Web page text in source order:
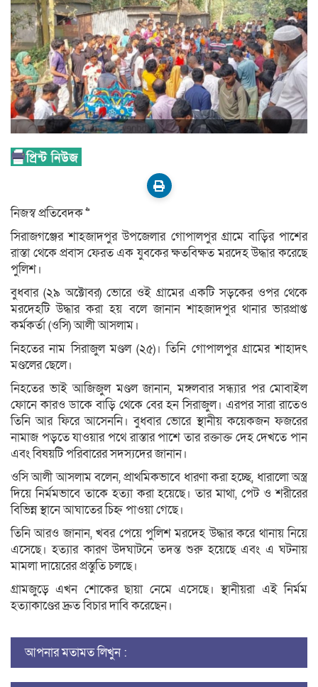
নিজস্ব প্রতিবেদক >>
সিরাজগঞ্জের শাহজাদপুর উপজেলার গোপালপুর গ্রামে বাড়ির পাশের
রাস্তা থেকে প্রবাস ফেরত এক যুবকের ক্ষতবিক্ষত মরদেহ উদ্ধার করেছে
পুলিশ।
বুধবার (২৯ অক্টোবর) ভোরে ওই গ্রামের একটি সড়কের ওপর থেকে
মরদেহটি উদ্ধার করা হয় বলে জানান শাহজাদপুর থানার ভারপ্রাপ্ত
কর্মকর্তা (ওসি) আলী আসলাম।
নিহতের নাম সিরাজুল মণ্ডল (২৫)। তিনি গোপালপুর গ্রামের শাহাদৎ
মণ্ডলের ছেলে।
নিহতের ভাই আজিজুল মণ্ডল জানান, মঙ্গলবার সন্ধ্যার পর মোবাইল
ফোনে কারও ডাকে বাড়ি থেকে বের হন সিরাজুল। এরপর সারা রাতেও
তিনি আর ফিরে আসেননি। বুধবার ভোরে স্থানীয় কয়েকজন ফজরের
নামাজ পড়তে যাওয়ার পথে রাস্তার পাশে তার রক্তাক্ত দেহ দেখতে পান
এবং বিষয়টি পরিবারের সদস্যদের জানান।
ওসি আলী আসলাম বলেন, প্রাথমিকভাবে ধারণা করা হচ্ছে, ধারালো অস্ত্র
দিয়ে নির্মমভাবে তাকে হত্যা করা হয়েছে। তার মাথা, পেট ও শরীরের
বিভিন্ন স্থানে আঘাতের চিহ্ন পাওয়া গেছে।
তিনি আরও জানান, খবর পেয়ে পুলিশ মরদেহ উদ্ধার করে থানায় নিয়ে
এসেছে। হত্যার কারণ উদঘাটনে তদন্ত শুরু হয়েছে এবং এ ঘটনায়
মামলা দায়েরের প্রস্তুতি চলছে।
গ্রামজুড়ে এখন শোকের ছায়া নেমে এসেছে। স্থানীয়রা এই নির্মম
হত্যাকাণ্ডের দ্রুত বিচার দাবি করেছেন।
আপনার মতামত লিখুন :